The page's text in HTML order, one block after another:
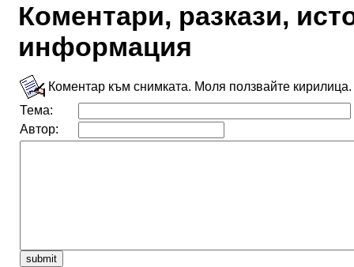
Коментари, разкази,
информация
Коментар към снимката. Моля ползвайте кирилица.
Тема:
Автор: